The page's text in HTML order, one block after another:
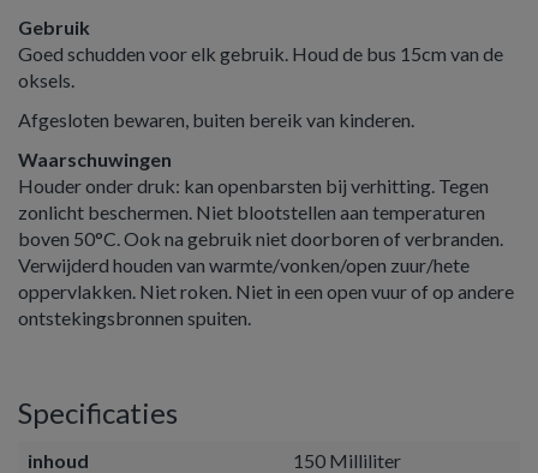
Gebruik
Goed schudden voor elk gebruik. Houd de bus 15cm van de
oksels.
Afgesloten bewaren, buiten bereik van kinderen.
Waarschuwingen
Houder onder druk: kan openbarsten bij verhitting. Tegen
zonlicht beschermen. Niet blootstellen aan temperaturen
boven 50°C. Ook na gebruik niet doorboren of verbranden.
Verwijderd houden van warmte/vonken/open zuur/hete
oppervlakken. Niet roken. Niet in een open vuur of op andere
ontstekingsbronnen spuiten.
Specificaties
inhoud
150 Milliliter